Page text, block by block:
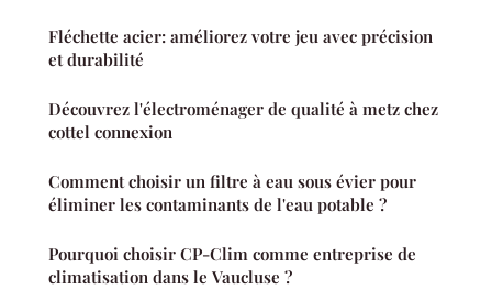
Fléchette acier: améliorez votre jeu avec précision
et durabilité
Découvrez l'électroménager de qualité à metz chez
cottel connexion
Comment choisir un filtre à eau sous évier pour
éliminer les contaminants de l'eau potable ?
Pourquoi choisir CP-Clim comme entreprise de
climatisation dans le Vaucluse ?